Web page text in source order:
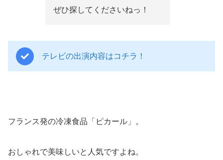
ぜひ探してくださいねっ！
テレビの出演内容はコチラ！
フランス発の冷凍食品「ピカール」。
おしゃれで美味しいと人気ですよね。